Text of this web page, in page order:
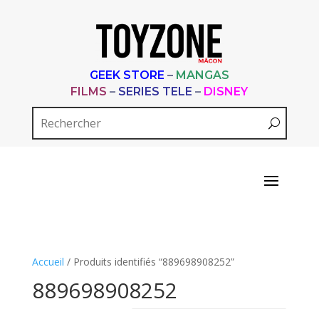
GEEK STORE – MANGAS
FILMS – SERIES TELE – DISNEY
Accueil / Produits identifiés “889698908252”
889698908252